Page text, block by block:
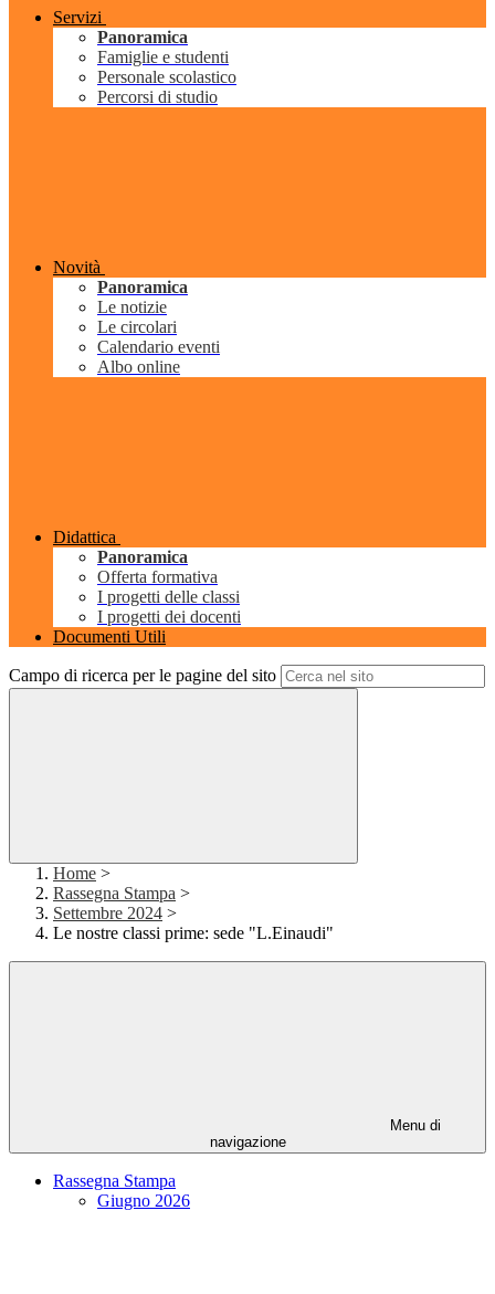
Servizi
Panoramica
Famiglie e studenti
Personale scolastico
Percorsi di studio
Novità
Panoramica
Le notizie
Le circolari
Calendario eventi
Albo online
Didattica
Panoramica
Offerta formativa
I progetti delle classi
I progetti dei docenti
Documenti Utili
Campo di ricerca per le pagine del sito
Home >
Rassegna Stampa >
Settembre 2024 >
Le nostre classi prime: sede "L.Einaudi"
Menu di
navigazione
Rassegna Stampa
Giugno 2026